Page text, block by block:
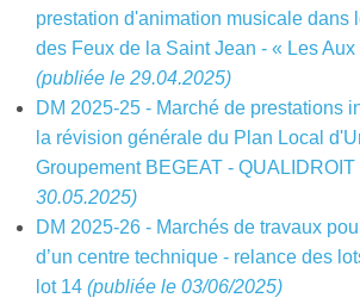
prestation d'animation musicale dans
des Feux de la Saint Jean - « Les Aux
(publiée le 29.04.2025)
DM 2025-25 - Marché de prestations
la révision générale du Plan Local
Groupement BEGEAT - QUALIDROIT
30.05.2025)
DM 2025-26 - Marchés de travaux
d’un centre technique - relance des
lot 14 (publiée le 03/06/2025)